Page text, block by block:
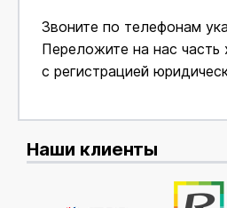
Звоните по телефонам
Переложите на нас часть
с регистрацией
Наши клиенты